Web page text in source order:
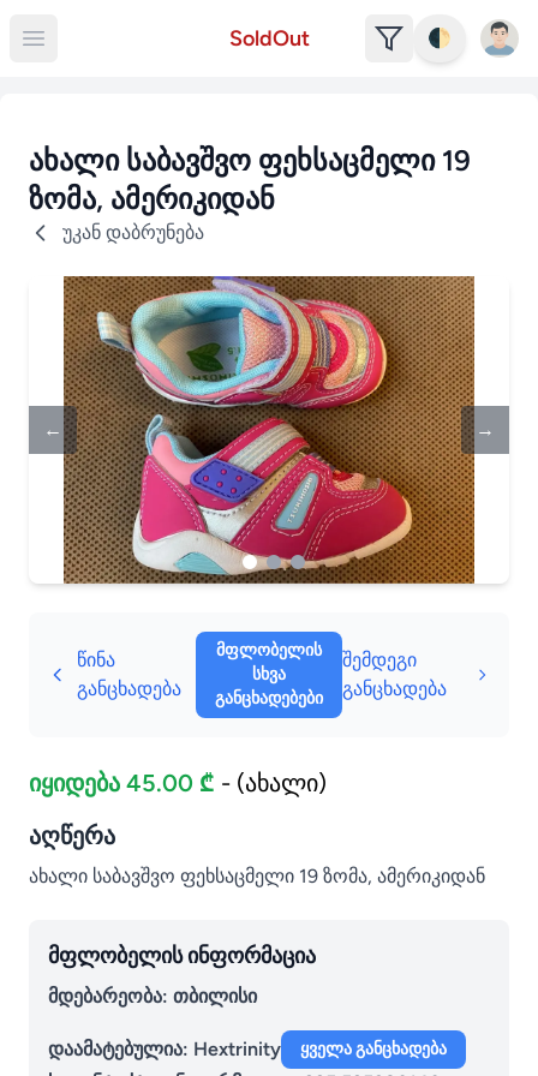
Open main menu SoldOut 🌓 Open
ახალი საბავშვო ფეხსაცმელი 19
ზომა, ამერიკიდან
უკან დაბრუნება
← →
წინა
განცხადება
მფლობელის
სხვა
განცხადებები
შემდეგი
განცხადება
იყიდება 45.00 ₾ - (ახალი)
აღწერა
ახალი საბავშვო ფეხსაცმელი 19 ზომა, ამერიკიდან
მფლობელის ინფორმაცია
მდებარეობა: თბილისი
დაამატებულია: Hextrinity ყველა განცხადება